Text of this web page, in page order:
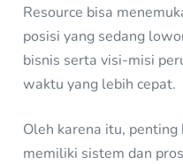
Resource bisa
posisi yang sedang
bisnis serta visi-misi
waktu yang lebih cepat.
Oleh karena itu,
memiliki sistem dan